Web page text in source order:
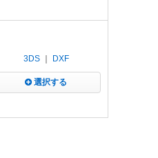
3DS｜ DXF
選択する